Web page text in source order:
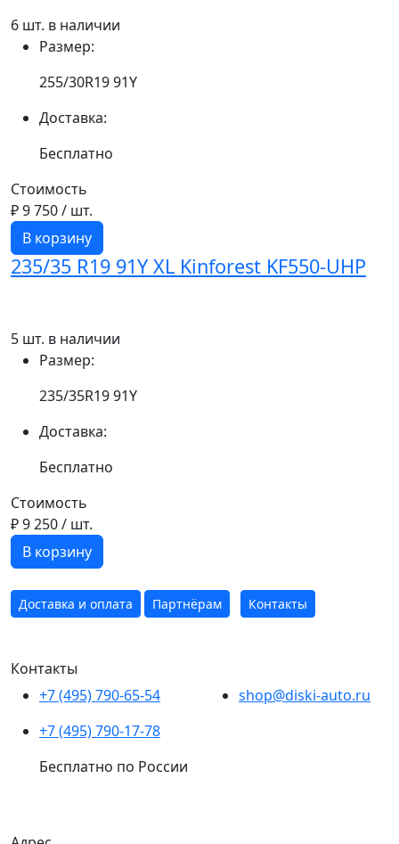
6 шт. в наличии
Размер:
255/30R19 91Y
Доставка:
Бесплатно
Стоимость
₽ 9 750/ шт.
В корзину
235/35 R19 91Y XL Kinforest KF550-UHP
5 шт. в наличии
Размер:
235/35R19 91Y
Доставка:
Бесплатно
Стоимость
₽ 9 250/ шт.
В корзину
Доставка и оплата Партнёрам Контакты
Контакты
+7 (495) 790-65-54
+7 (495) 790-17-78
Бесплатно по России
shop@diski-auto.ru